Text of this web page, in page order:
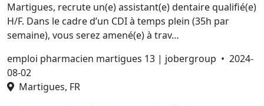
Martigues, recrute un(e) assistant(e) dentaire qualifié(e)
H/F. Dans le cadre d’un CDI à temps plein (35h par
semaine), vous serez amené(e) à trav…
emploi pharmacien martigues 13 | jobergroup • 2024-
08-02
Martigues, FR